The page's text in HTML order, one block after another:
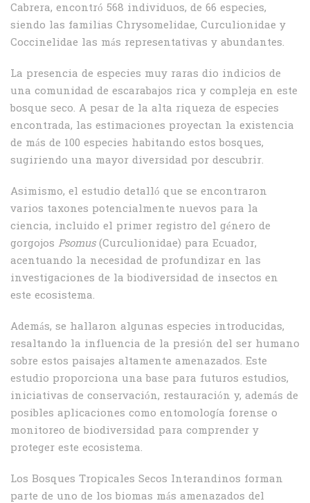
Cabrera, encontró 568 individuos, de 66 especies,
siendo las familias Chrysomelidae, Curculionidae y
Coccinelidae las más representativas y abundantes.
La presencia de especies muy raras dio indicios de
una comunidad de escarabajos rica y compleja en este
bosque seco. A pesar de la alta riqueza de especies
encontrada, las estimaciones proyectan la existencia
de más de 100 especies habitando estos bosques,
sugiriendo una mayor diversidad por descubrir.
Asimismo, el estudio detalló que se encontraron
varios taxones potencialmente nuevos para la
ciencia, incluido el primer registro del género de
gorgojos Psomus(Curculionidae) para Ecuador,
acentuando la necesidad de profundizar en las
investigaciones de la biodiversidad de insectos en
este ecosistema.
Además, se hallaron algunas especies introducidas,
resaltando la influencia de la presión del ser humano
sobre estos paisajes altamente amenazados. Este
estudio proporciona una base para futuros estudios,
iniciativas de conservación, restauración y, además de
posibles aplicaciones como entomología forense o
monitoreo de biodiversidad para comprender y
proteger este ecosistema.
Los Bosques Tropicales Secos Interandinos forman
parte de uno de los biomas más amenazados del